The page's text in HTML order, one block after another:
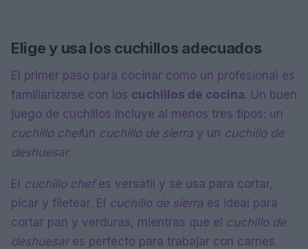
Elige y usa los cuchillos adecuados
El primer paso para cocinar como un profesional es
familiarizarse con los cuchillos de cocina. Un buen
juego de cuchillos incluye al menos tres tipos: un
cuchillo chefun cuchillo de sierra y un cuchillo de
deshuesar.
El cuchillo chefes versátil y se usa para cortar,
picar y filetear. El cuchillo de sierra es ideal para
cortar pan y verduras, mientras que el cuchillo de
deshuesares perfecto para trabajar con carnes.